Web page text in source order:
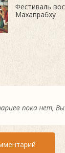
Фестиваль
Махапрабху
пока нет,